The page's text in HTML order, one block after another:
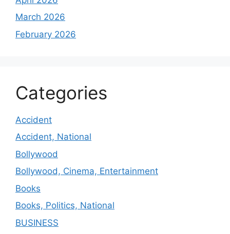
March 2026
February 2026
Categories
Accident
Accident, National
Bollywood
Bollywood, Cinema, Entertainment
Books
Books, Politics, National
BUSINESS